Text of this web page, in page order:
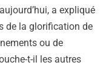
a expliqué
de la glorification de
ou de
t-il les autres